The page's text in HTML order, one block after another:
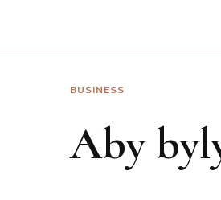
BUSINESS
Aby